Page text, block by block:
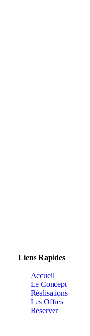
Liens Rapides
Accueil
Le Concept
Réalisations
Les Offres
Reserver